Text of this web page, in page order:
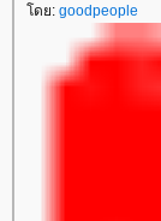
ดย: goodpeople